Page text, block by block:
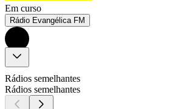
Em curso
Rádio Evangélica FM
Rádios semelhantes
Rádios semelhantes